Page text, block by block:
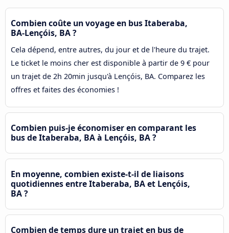
Combien coûte un voyage en bus Itaberaba,
BA-Lençóis, BA ?
Cela dépend, entre autres, du jour et de l'heure du trajet.
Le ticket le moins cher est disponible à partir de 9 € pour
un trajet de 2h 20min jusqu'à Lençóis, BA. Comparez les
offres et faites des économies !
Combien puis-je économiser en comparant les
bus de Itaberaba, BA à Lençóis, BA ?
En moyenne, combien existe-t-il de liaisons
quotidiennes entre Itaberaba, BA et Lençóis,
BA ?
Combien de temps dure un trajet en bus de